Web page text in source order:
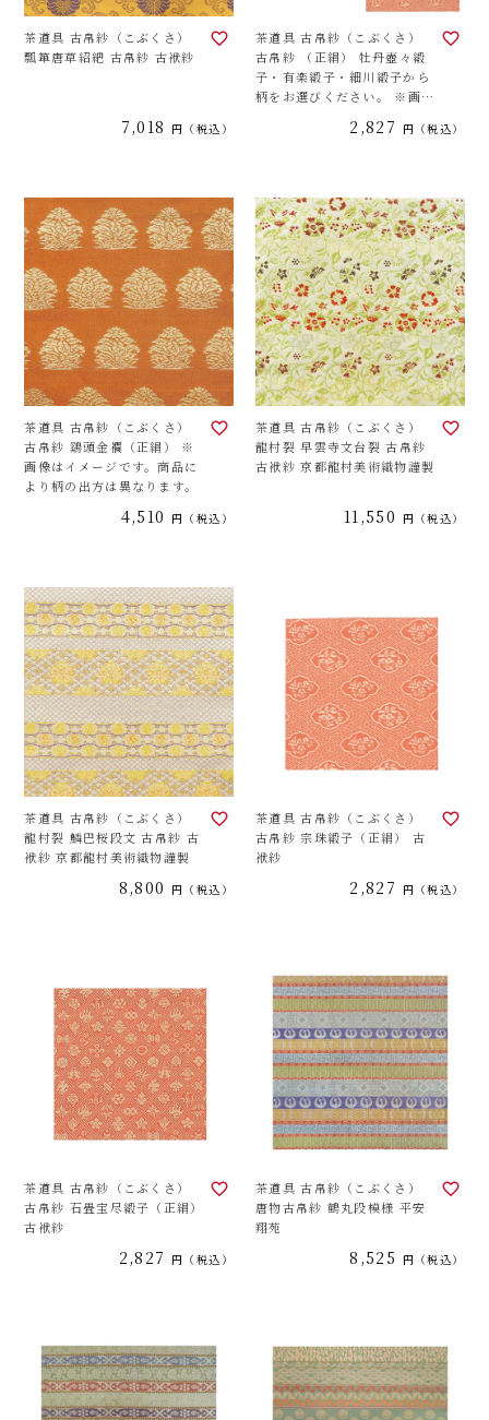
茶道具 古帛紗（こぶくさ）
瓢箪唐草紹紦 古帛紗 古袱紗
7,018 税込
茶道具 古帛紗（こぶくさ）
古帛紗 （正絹） 牡丹壺々緞
子・有楽緞子・細川緞子から
柄をお選びください。 ※画像
柄の出方は異なります。
2,827 税込
茶道具 古帛紗（こぶくさ）
古帛紗 鷄頭金襴（正絹） ※
画像はイメージです。商品に
より柄の出方は異なります。
4,510 税込
茶道具 古帛紗（こぶくさ）
龍村裂 早雲寺文台裂 古帛紗
古袱紗 京都龍村美術織物謹製
11,550 税込
茶道具 古帛紗（こぶくさ）
龍村裂 鱗巴桜段文 古帛紗 古
袱紗 京都龍村美術織物謹製
8,800 税込
茶道具 古帛紗（こぶくさ）
古帛紗 宗珠緞子（正絹） 古
袱紗
2,827 税込
茶道具 古帛紗（こぶくさ）
古帛紗 石畳宝尽緞子（正絹）
古袱紗
2,827 税込
茶道具 古帛紗（こぶくさ）
唐物古帛紗 鶴丸段模様 平安
翔苑
8,525 税込